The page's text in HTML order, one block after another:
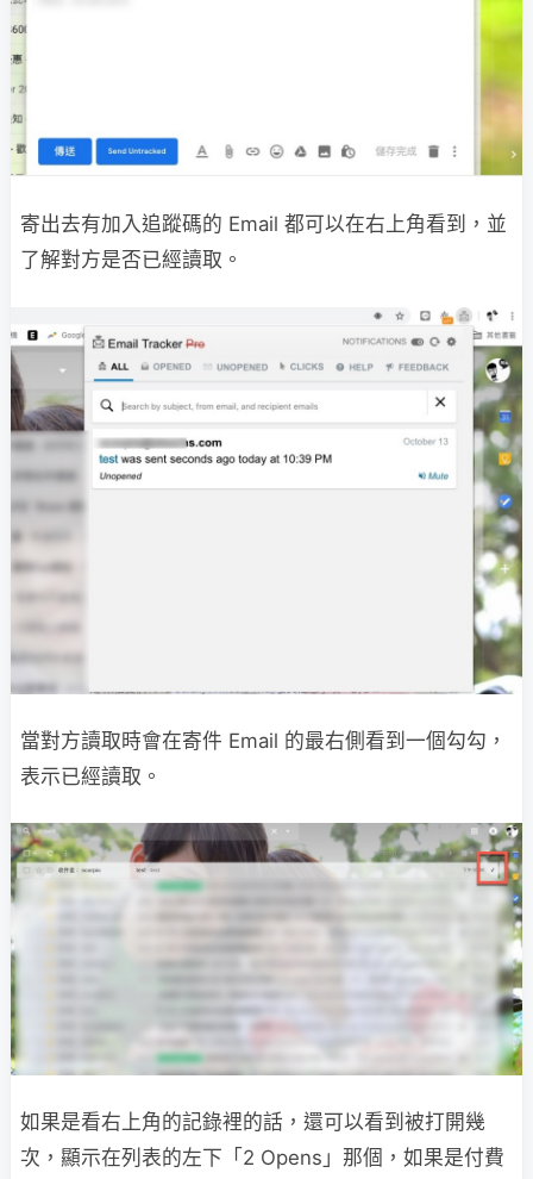
寄出去有加入追蹤碼的 Email 都可以在右上角看到，並
了解對方是否已經讀取。
當對方讀取時會在寄件 Email 的最右側看到一個勾勾，
表示已經讀取。
如果是看右上角的記錄裡的話，還可以看到被打開幾
次，顯示在列表的左下「2 Opens」那個，如果是付費